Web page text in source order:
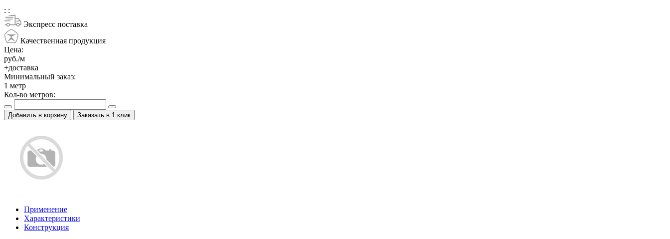
: :
Экспресс поставка
Качественная продукция
Цена:
руб./м
+доставка
Минимальный заказ:
1 метр
Кол-во метров:
Добавить в корзину Заказать в 1 клик
Применение
Характеристики
Конструкция